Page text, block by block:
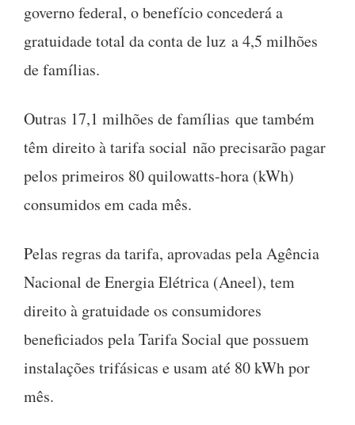
governo federal, o benefício concederá a
gratuidade total da conta de luz a 4,5 milhões
de famílias.
Outras 17,1 milhões de famílias que também
têm direito à tarifa social não precisarão pagar
pelos primeiros 80 quilowatts-hora (kWh)
consumidos em cada mês.
Pelas regras da tarifa, aprovadas pela Agência
Nacional de Energia Elétrica (Aneel), tem
direito à gratuidade os consumidores
beneficiados pela Tarifa Social que possuem
instalações trifásicas e usam até 80 kWh por
mês.